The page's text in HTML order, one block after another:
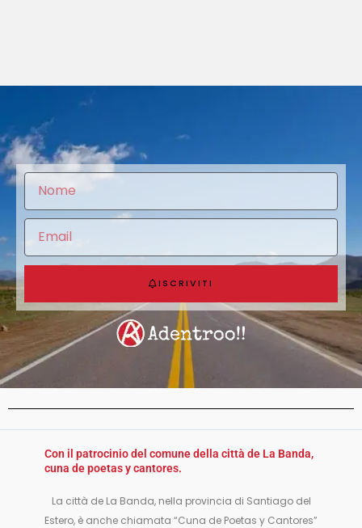
ISCRIVITI
Con il patrocinio del comune della città de La Banda,
cuna de poetas y cantores.
La città de La Banda, nella provincia di Santiago del
Estero, è anche chiamata “Cuna de Poetas y Cantores”